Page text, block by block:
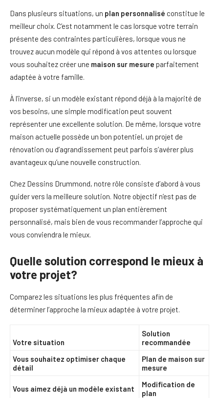
Dans plusieurs situations, un plan personnalisé constitue le
meilleur choix. C’est notamment le cas lorsque votre terrain
présente des contraintes particulières, lorsque vous ne
trouvez aucun modèle qui répond à vos attentes ou lorsque
vous souhaitez créer une maison sur mesure parfaitement
adaptée à votre famille.
À l’inverse, si un modèle existant répond déjà à la majorité de
vos besoins, une simple modification peut souvent
représenter une excellente solution. De même, lorsque votre
maison actuelle possède un bon potentiel, un projet de
rénovation ou d’agrandissement peut parfois s’avérer plus
avantageux qu’une nouvelle construction.
Chez Dessins Drummond, notre rôle consiste d’abord à vous
guider vers la meilleure solution. Notre objectif n’est pas de
proposer systématiquement un plan entièrement
personnalisé, mais bien de vous recommander l’approche qui
vous conviendra le mieux.
Quelle solution correspond le mieux à
votre projet?
Comparez les situations les plus fréquentes afin de
déterminer l’approche la mieux adaptée à votre projet.
Votre situation
Solution
recommandée
Vous souhaitez optimiser chaque
détail
Plan de maison sur
mesure
Vous aimez déjà un modèle existant
Modification de
plan